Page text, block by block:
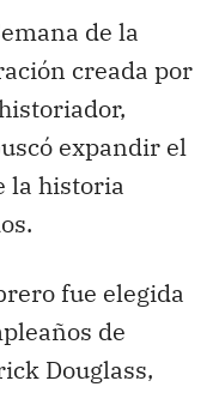
de la
creada por
expandir el
la historia
fue elegida
de
Douglass,